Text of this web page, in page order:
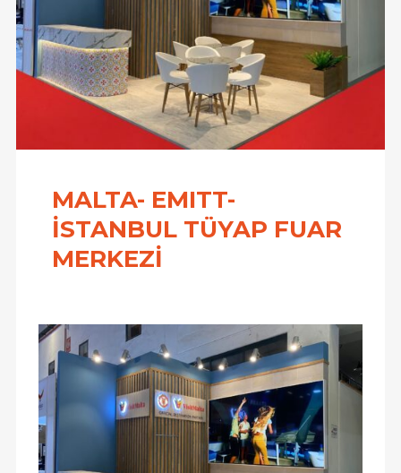
MALTA- EMITT-
İSTANBUL TÜYAP FUAR
MERKEZİ